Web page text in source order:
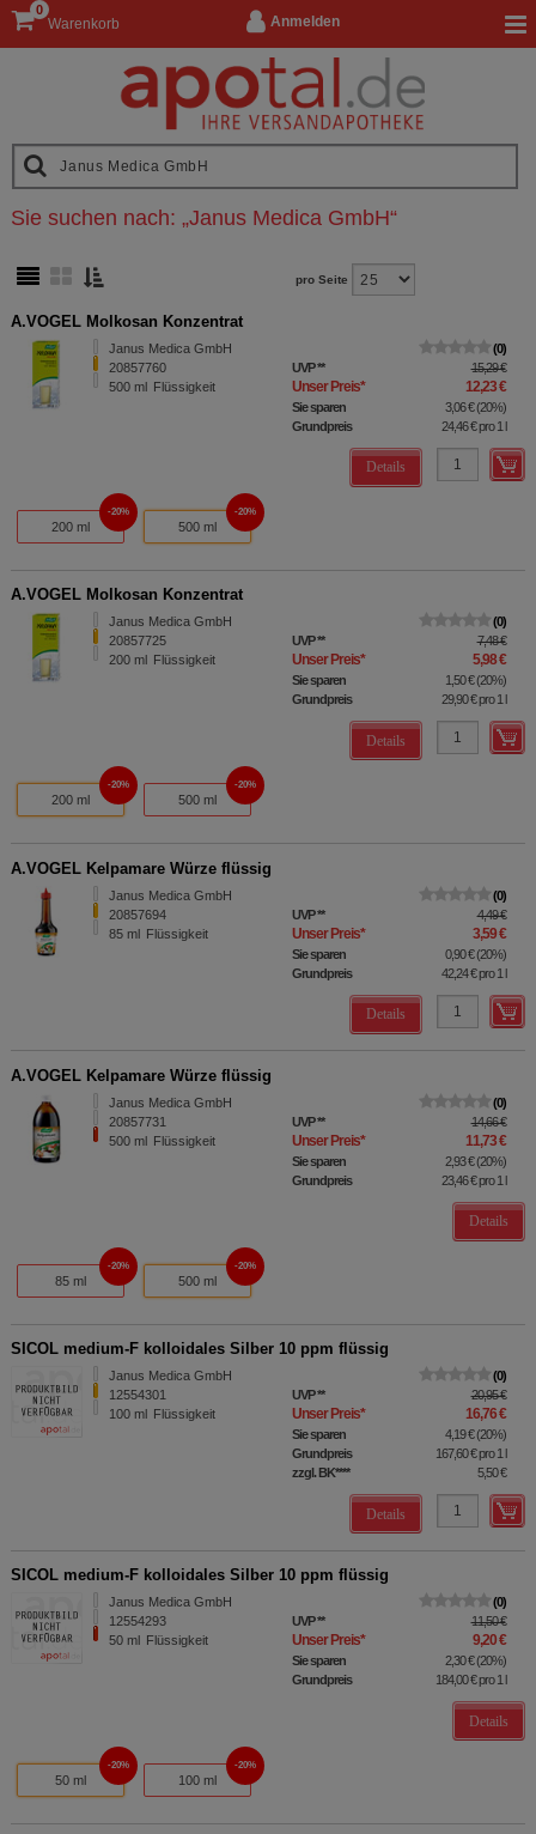
Anmelden
Warenkorb
0
Sie suchen nach: „Janus Medica GmbH“
pro Seite
A.VOGEL Molkosan Konzentrat
Janus Medica GmbH
20857760
500 ml Flüssigkeit
0
UVP** 15,29 €
Unser Preis* 12,23 €
Sie sparen 3,06 €(20%)
Grundpreis
24,46 €pro 1 l
Details
200 ml
20%
500 ml
20%
A.VOGEL Molkosan Konzentrat
Janus Medica GmbH
20857725
200 ml Flüssigkeit
0
UVP** 7,48 €
Unser Preis* 5,98 €
Sie sparen 1,50 €(20%)
Grundpreis
29,90 €pro 1 l
Details
200 ml
20%
500 ml
20%
A.VOGEL Kelpamare Würze flüssig
Janus Medica GmbH
20857694
85 ml Flüssigkeit
0
UVP** 4,49 €
Unser Preis* 3,59 €
Sie sparen 0,90 €(20%)
Grundpreis
42,24 €pro 1 l
Details
A.VOGEL Kelpamare Würze flüssig
Janus Medica GmbH
20857731
500 ml Flüssigkeit
0
UVP** 14,66 €
Unser Preis* 11,73 €
Sie sparen 2,93 €(20%)
Grundpreis
23,46 €pro 1 l
Details
85 ml
20%
500 ml
20%
SICOL medium-F kolloidales Silber 10 ppm flüssig
Janus Medica GmbH
12554301
100 ml Flüssigkeit
0
UVP** 20,95 €
Unser Preis* 16,76 €
Sie sparen 4,19 €(20%)
Grundpreis
167,60 €pro 1 l
zzgl. BK**** 5,50 €
Details
SICOL medium-F kolloidales Silber 10 ppm flüssig
Janus Medica GmbH
12554293
50 ml Flüssigkeit
0
UVP** 11,50 €
Unser Preis* 9,20 €
Sie sparen 2,30 €(20%)
Grundpreis
184,00 €pro 1 l
Details
50 ml
20%
100 ml
20%